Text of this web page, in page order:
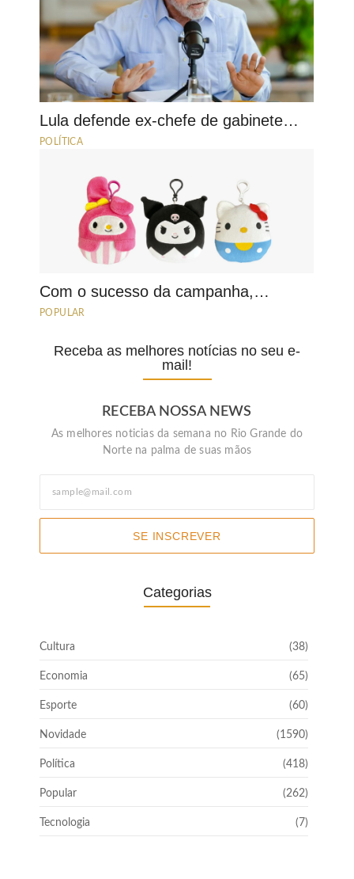
Lula defende ex-chefe de gabinete…
POLÍTICA
Com o sucesso da campanha,…
POPULAR
Receba as melhores notícias no seu e-
mail!
RECEBA NOSSA NEWS
As melhores noticias da semana no Rio Grande do
Norte na palma de suas mãos
SE INSCREVER
Categorias
Cultura (38)
Economia (65)
Esporte (60)
Novidade (1590)
Política (418)
Popular (262)
Tecnologia (7)